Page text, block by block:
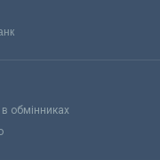
обмінниках